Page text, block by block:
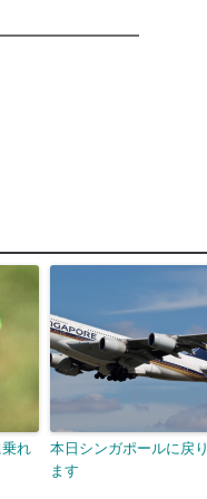
れ
本日シンガポールに戻り
ます